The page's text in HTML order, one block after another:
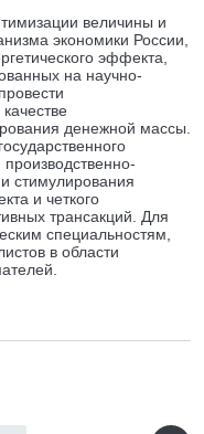
величины и
экономики России,
эффекта,
на научно-
денежной массы.
стимулирования
и четкого
трансакций. Для
специальностям,
в области